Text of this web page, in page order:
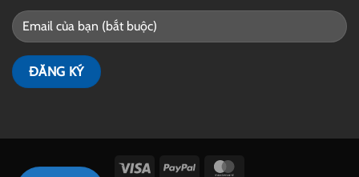
Visa PayPal